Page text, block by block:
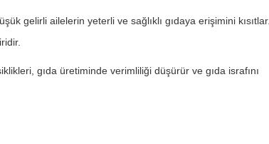
gelirli ailelerin yeterli ve sağlıklı gıdaya erişimini kısıtlar.
gıda üretiminde verimliliği düşürür ve gıda israfını